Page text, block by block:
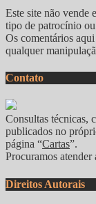
Este site não vende
tipo de patrocínio
Os comentários
qualquer
Contato
Consultas técnicas,
publicados no
página “Cartas”.
Procuramos atender
Direitos Autorais